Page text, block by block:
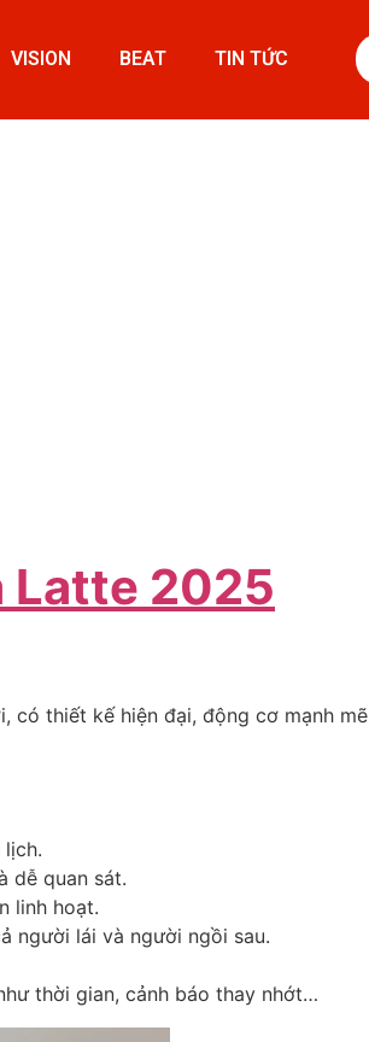
VISION BEAT TIN TỨC
Latte 2025
thiết kế hiện đại, động cơ mạnh
dễ quan sát.
linh hoạt.
người lái và người ngồi sau.
thời gian, cảnh báo thay nhớt…